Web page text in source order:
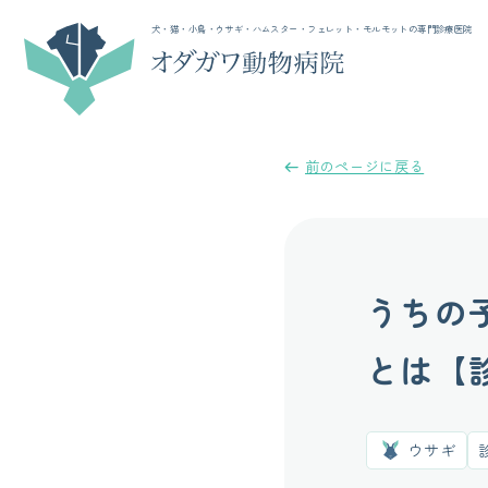
犬・猫・小鳥・ウサギ・ハムスター・フェレット・モルモットの専門診療医院
前のページに戻る
うちの
とは【
ウサギ